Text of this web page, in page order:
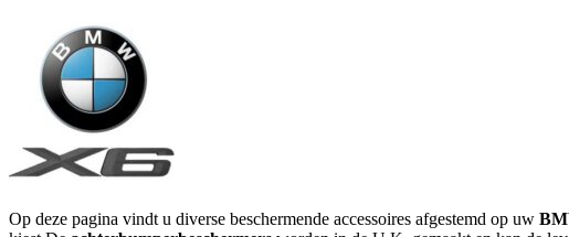
Op deze pagina vindt u diverse beschermende accessoires afgestemd op uw